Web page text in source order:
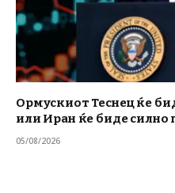
Ормускиот Теснец ќе
или Иран ќе биде силно
05/08/2026